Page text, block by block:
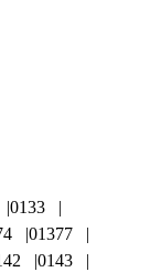
0133
01377
0143